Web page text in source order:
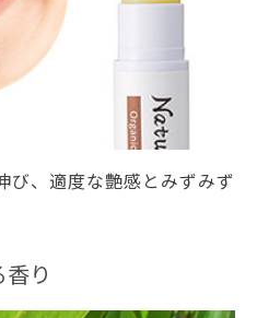
び、適度な艶感とみずみず
り